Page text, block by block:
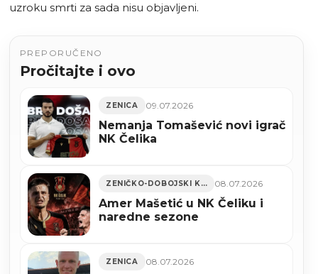
uzroku smrti za sada nisu objavljeni.
PREPORUČENO
Pročitajte i ovo
ZENICA 09.07.2026
Nemanja Tomašević novi igrač
NK Čelika
ZENIČKO-DOBOJSKI KANTON 08.07.2026
Amer Mašetić u NK Čeliku i
naredne sezone
ZENICA 08.07.2026